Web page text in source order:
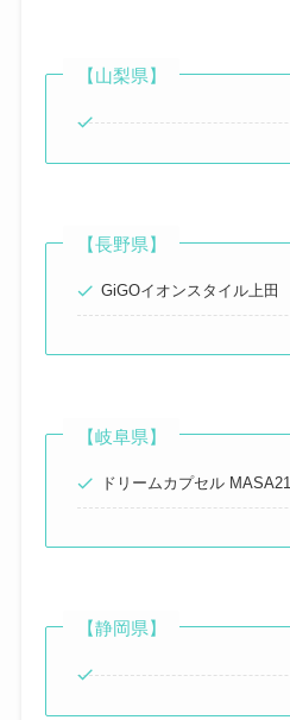
【山梨県】
【長野県】
GiGOイオンスタイル上田
【岐阜県】
ドリームカプセル MASA21
【静岡県】